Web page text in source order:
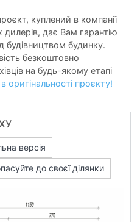
куплений в компанії
дилерів, дає Вам гарантію
будівництвом будинку.
безкоштовно
на будь-якому етапі
оригінальності проєкту!
версія
до своєї ділянки